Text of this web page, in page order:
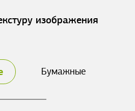
изображения
Бумажные